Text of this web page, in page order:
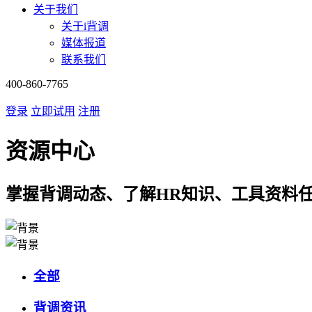
关于我们
关于i背调
媒体报道
联系我们
400-860-7765
登录 立即试用 注册
资源中心
掌握背调动态、了解HR知识、工具资料
全部
背调资讯